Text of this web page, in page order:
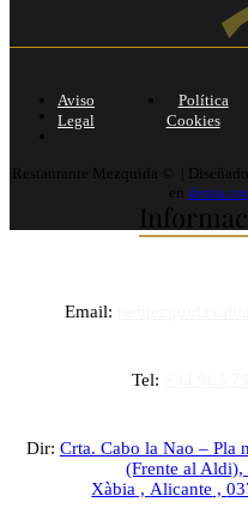
Email:
Tel:
Dir: Crta. Cabo la Nao – Pla
(Frente al Aldi),
Xàbia ,Alicante ,
Aviso
Legal
Política
Cookies
Restaurante Mezquida © |
en